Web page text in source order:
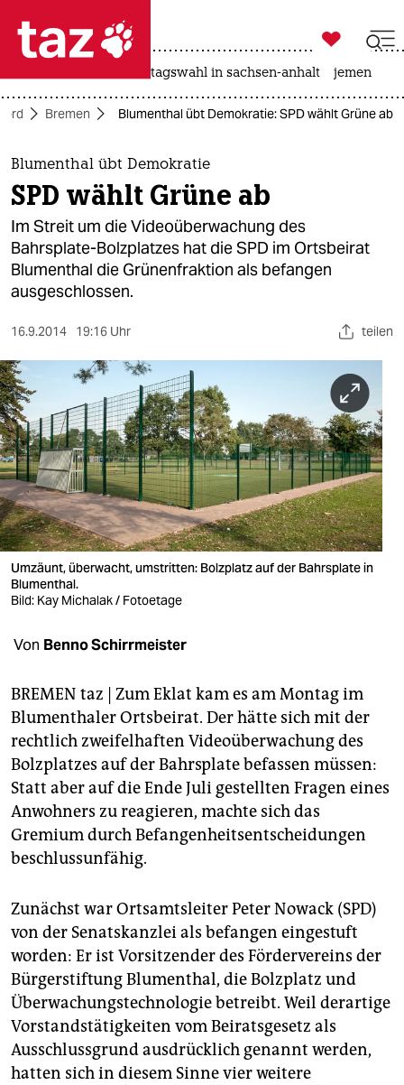
 taz zahl ich
taz zahl ich
themen
politik
öko
gesellschaft
kultur
sport
berlin
nord
wahrheit
verlag
verlag
veranstaltungen
unterstützen
abo
genossenschaft
epaper login

taz zahl ich
landtagswahl in sachsen-anhalt jemen
Bremen Blumenthal übt Demokratie: SPD wählt Grüne ab
Blumenthal übt Demokratie
SPD wählt Grüne ab
Im Streit um die Videoüberwachung des
Bahrsplate-Bolzplatzes hat die SPD im Ortsbeirat
Blumenthal die Grünenfraktion als befangen
ausgeschlossen.
16.9.2014 19:16 Uhr teilen
Umzäunt, überwacht, umstritten: Bolzplatz auf der Bahrsplate in
Blumenthal.
Bild: Kay Michalak / Fotoetage
Von Benno Schirrmeister
BREMEN taz | Zum Eklat kam es am Montag im
Blumenthaler Ortsbeirat. Der hätte sich mit der
rechtlich zweifelhaften Videoüberwachung des
Bolzplatzes auf der Bahrsplate befassen müssen:
Statt aber auf die Ende Juli gestellten Fragen eines
Anwohners zu reagieren, machte sich das
Gremium durch Befangenheitsentscheidungen
beschlussunfähig.
Zunächst war Ortsamtsleiter Peter Nowack (SPD)
von der Senatskanzlei als befangen eingestuft
worden: Er ist Vorsitzender des Fördervereins der
Bürgerstiftung Blumenthal, die Bolzplatz und
Überwachungstechnologie betreibt. Weil derartige
Vorstandstätigkeiten vom Beiratsgesetz als
Ausschlussgrund ausdrücklich genannt werden,
hatten sich in diesem Sinne vier weitere